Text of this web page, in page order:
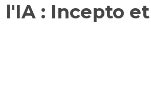
: Incepto et